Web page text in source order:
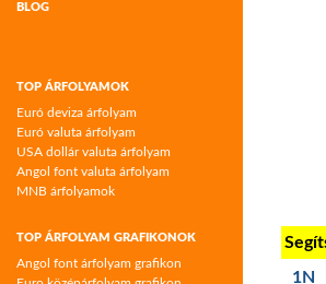
1N
BLOG
TOP ÁRFOLYAMOK
Euró deviza árfolyam
Euró valuta árfolyam
USA dollár valuta árfolyam
Angol font valuta árfolyam
MNB árfolyamok
TOP ÁRFOLYAM GRAFIKONOK
Angol font árfolyam grafikon